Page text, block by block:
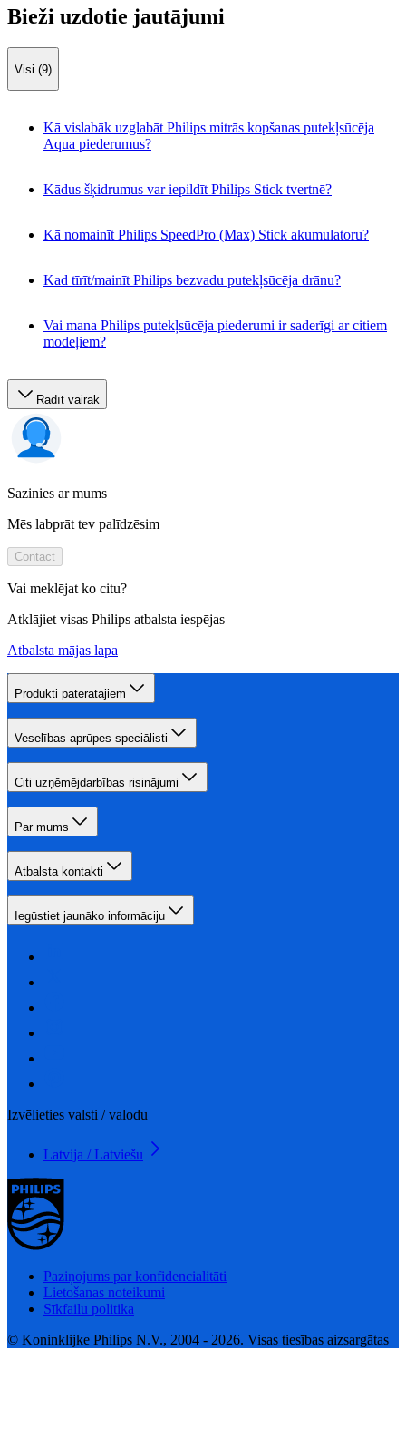
Bieži uzdotie jautājumi
Visi (9)
Kā vislabāk uzglabāt Philips mitrās kopšanas putekļsūcēja
Aqua piederumus?
Kādus šķidrumus var iepildīt Philips Stick tvertnē?
Kā nomainīt Philips SpeedPro (Max) Stick akumulatoru?
Kad tīrīt/mainīt Philips bezvadu putekļsūcēja drānu?
Vai mana Philips putekļsūcēja piederumi ir saderīgi ar citiem
modeļiem?
Rādīt vairāk
Sazinies ar mums
Mēs labprāt tev palīdzēsim
Contact
Vai meklējat ko citu?
Atklājiet visas Philips atbalsta iespējas
Atbalsta mājas lapa
Produkti patērātājiem
Veselības aprūpes speciālisti
Citi uzņēmējdarbības risinājumi
Par mums
Atbalsta kontakti
Iegūstiet jaunāko informāciju
Izvēlieties valsti / valodu
Latvija / Latviešu
Paziņojums par konfidencialitāti
Lietošanas noteikumi
Sīkfailu politika
© Koninklijke Philips N.V., 2004 - 2026. Visas tiesības aizsargātas